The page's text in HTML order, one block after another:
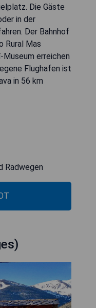
Die Gäste
in der
Der Bahnhof
Rural Mas
erreichen
Flughafen ist
in 56 km
Radwegen